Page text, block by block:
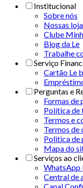
Institucional
Sobre nós
Nossas
Clube
Blog da Le
Trabalhe
Serviço
Cartão Le
Perguntas e
Formas de
Política de
Termos e
Termos de
Politica de
Mapa do
Serviços ao
WhatsApp
Central de